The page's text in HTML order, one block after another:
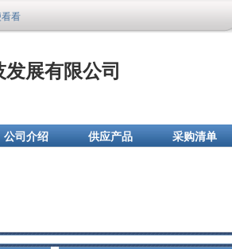
看看
展有限公司
公司介绍 供应产品
采购清单